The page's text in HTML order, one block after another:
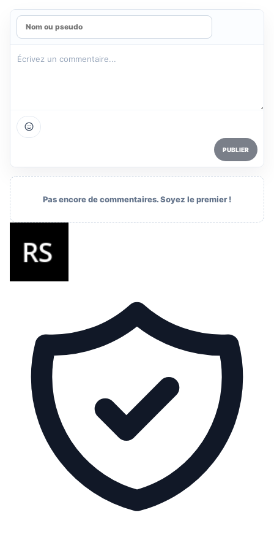
PUBLIER
Pas encore de commentaires. Soyez le premier !